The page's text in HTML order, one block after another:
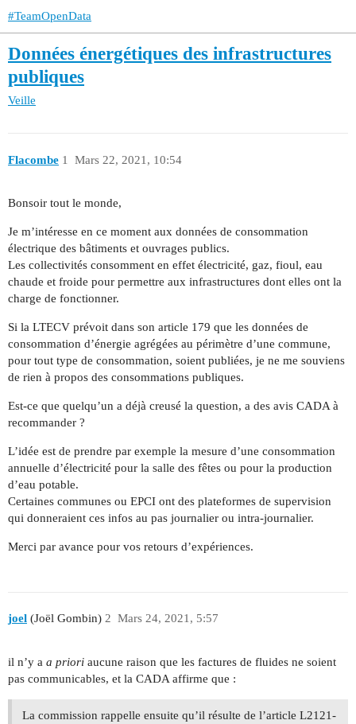
#TeamOpenData
Données énergétiques des infrastructures
publiques
Veille
Flacombe Mars 22, 2021, 10:54
1
Bonsoir tout le monde,
Je m’intéresse en ce moment aux données de consommation
électrique des bâtiments et ouvrages publics.
Les collectivités consomment en effet électricité, gaz, fioul, eau
chaude et froide pour permettre aux infrastructures dont elles ont la
charge de fonctionner.
Si la LTECV prévoit dans son article 179 que les données de
consommation d’énergie agrégées au périmètre d’une commune,
pour tout type de consommation, soient publiées, je ne me souviens
de rien à propos des consommations publiques.
Est-ce que quelqu’un a déjà creusé la question, a des avis CADA à
recommander ?
L’idée est de prendre par exemple la mesure d’une consommation
annuelle d’électricité pour la salle des fêtes ou pour la production
d’eau potable.
Certaines communes ou EPCI ont des plateformes de supervision
qui donneraient ces infos au pas journalier ou intra-journalier.
Merci par avance pour vos retours d’expériences.
joel (Joël Gombin) Mars 24, 2021, 5:57
2
il n’y a a priori aucune raison que les factures de fluides ne soient
pas communicables, et la CADA affirme que :
La commission rappelle ensuite qu’il résulte de l’article L2121-